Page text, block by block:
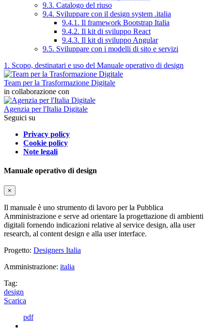
9.3. Catalogo del riuso
9.4. Sviluppare con il design system .italia
9.4.1. Il framework Bootstrap Italia
9.4.2. Il kit di sviluppo React
9.4.3. Il kit di sviluppo Angular
9.5. Sviluppare con i modelli di sito e servizi
1. Scopo, destinatari e uso del Manuale operativo di design
Team per la Trasformazione Digitale
in collaborazione con
Agenzia per l'Italia Digitale
Seguici su
Privacy policy
Cookie policy
Note legali
Manuale operativo di design
×
Il manuale è uno strumento di lavoro per la Pubblica
Amministrazione e serve ad orientare la progettazione di ambienti
digitali fornendo indicazioni relative al service design, alla user
research, al content design e alla user interface.
Progetto: Designers Italia
Amministrazione: italia
Tag:
design
Scarica
pdf